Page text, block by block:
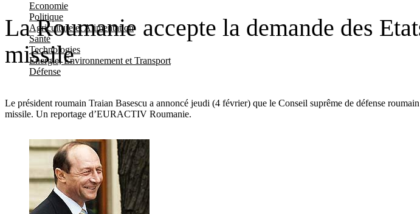
Economie
Politique
Agriculture et Alimentation
Santé
Technologies
Energie, Environnement et Transport
Défense
La Roumanie accepte la demande des
missile
Le président roumain Traian Basescu a annoncé jeudi (4 février) que le Conseil suprême de défense
missile. Un reportage d’EURACTIV Roumanie.